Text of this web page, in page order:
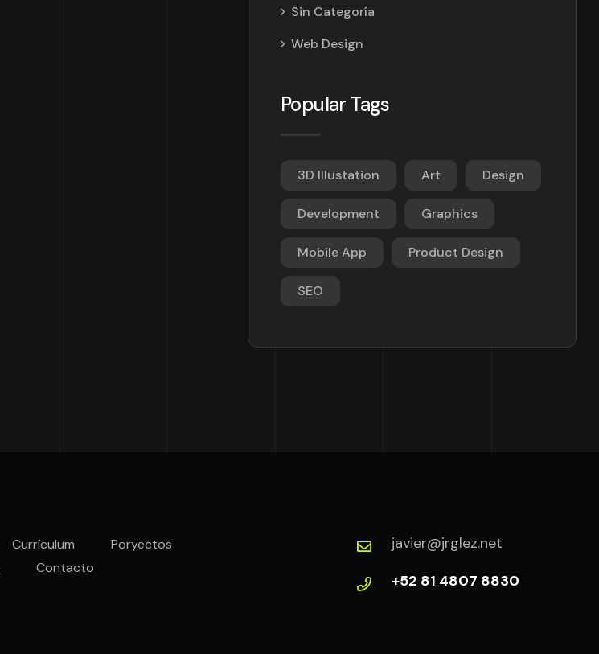
Sin Categoría
Web Design
Popular Tags
3D Illustation Art Design
Development Graphics
Mobile App Product Design
SEO
Currículum
Poryectos
Contacto
javier@jrglez.net
+52 81 4807 8830